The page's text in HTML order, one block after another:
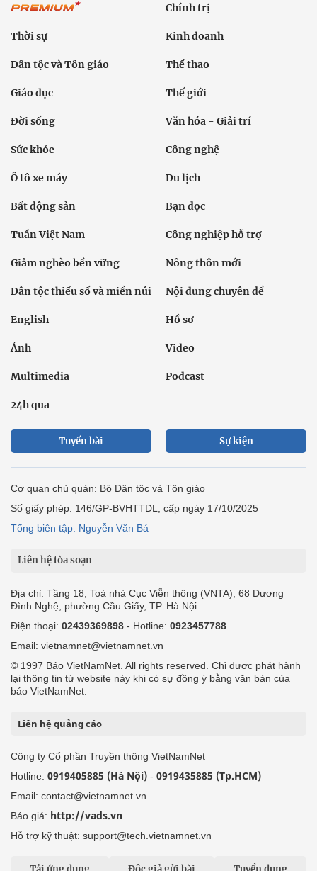
Chính trị
Thời sự Kinh doanh
Dân tộc và Tôn giáo Thể thao
Giáo dục Thế giới
Đời sống Văn hóa - Giải trí
Sức khỏe Công nghệ
Ô tô xe máy Du lịch
Bất động sản Bạn đọc
Tuần Việt Nam Công nghiệp hỗ trợ
Giảm nghèo bền vững Nông thôn mới
Dân tộc thiểu số và miền núi Nội dung chuyên đề
English Hồ sơ
Ảnh Video
Multimedia Podcast
24h qua
Tuyến bài Sự kiện
Cơ quan chủ quản: Bộ Dân tộc và Tôn giáo
Số giấy phép: 146/GP-BVHTTDL, cấp ngày 17/10/2025
Tổng biên tập: Nguyễn Văn Bá
Liên hệ tòa soạn
Địa chỉ: Tầng 18, Toà nhà Cục Viễn thông (VNTA), 68 Dương
Đình Nghệ, phường Cầu Giấy, TP. Hà Nội.
Điện thoại: 02439369898 - Hotline: 0923457788
Email: vietnamnet@vietnamnet.vn
© 1997 Báo VietNamNet. All rights reserved. Chỉ được phát hành
lại thông tin từ website này khi có sự đồng ý bằng văn bản của
báo VietNamNet.
Liên hệ quảng cáo
Công ty Cổ phần Truyền thông VietNamNet
Hotline: 0919405885 (Hà Nội) - 0919435885 (Tp.HCM)
Email: contact@vietnamnet.vn
Báo giá: http://vads.vn
Hỗ trợ kỹ thuật: support@tech.vietnamnet.vn